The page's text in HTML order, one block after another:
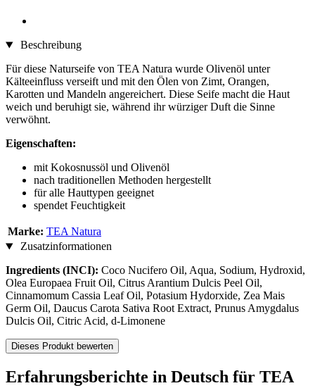
Beschreibung
Für diese Naturseife von TEA Natura wurde Olivenöl unter
Kälteeinfluss verseift und mit den Ölen von Zimt, Orangen,
Karotten und Mandeln angereichert. Diese Seife macht die Haut
weich und beruhigt sie, während ihr würziger Duft die Sinne
verwöhnt.
Eigenschaften:
mit Kokosnussöl und Olivenöl
nach traditionellen Methoden hergestellt
für alle Hauttypen geeignet
spendet Feuchtigkeit
Marke: TEA Natura
Zusatzinformationen
Ingredients (INCI): Coco Nucifero Oil, Aqua, Sodium, Hydroxid,
Olea Europaea Fruit Oil, Citrus Arantium Dulcis Peel Oil,
Cinnamomum Cassia Leaf Oil, Potasium Hydorxide, Zea Mais
Germ Oil, Daucus Carota Sativa Root Extract, Prunus Amygdalus
Dulcis Oil, Citric Acid, d-Limonene
Dieses Produkt bewerten
Erfahrungsberichte in Deutsch für TEA